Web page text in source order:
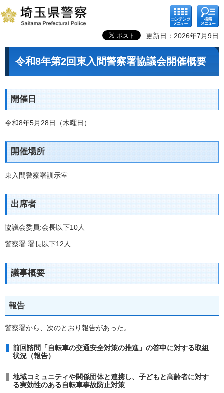
コンテ
ンツメ
ニュー
検索メ
ニュー
更新日：2026年7月9日
令和8年第2回東入間警察署協議会開催概要
開催日
令和8年5月28日（木曜日）
開催場所
東入間警察署訓示室
出席者
協議会委員:会長以下10人
警察署:署長以下12人
議事概要
報告
警察署から、次のとおり報告があった。
前回諮問「自転車の交通安全対策の推進」の答申に対する取組
状況（報告）
地域コミュニティや関係団体と連携し、子どもと高齢者に対す
る実効性のある自転車事故防止対策